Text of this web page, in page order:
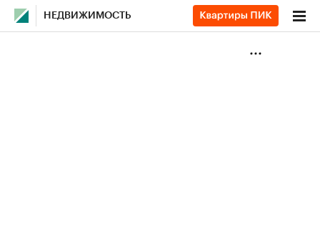
НЕДВИЖИМОСТЬ